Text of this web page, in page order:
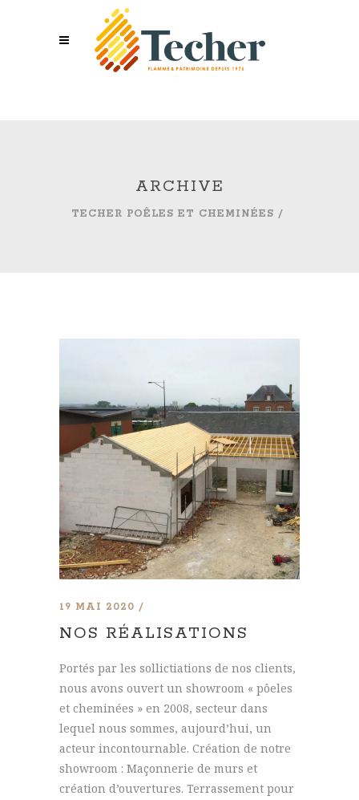
ARCHIVE
TECHER POÊLES ET CHEMINÉES /
19 MAI 2020
NOS RÉALISATIONS
Portés par les sollictiations de nos clients,
nous avons ouvert un showroom « pôeles
et cheminées » en 2008, secteur dans
lequel nous sommes, aujourd’hui, un
acteur incontournable. Création de notre
showroom : Maçonnerie de murs et
création d’ouvertures. Terrassement pour